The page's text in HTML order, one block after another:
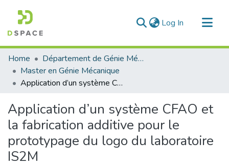
Log In (current)
Communities & Collections
All of DSpace
Statistics
Home
Département de Génie Mécanique
Master en Génie Mécanique
Application d’un système CFAO et la fabrication additive pour le prototypage du logo du laboratoire IS2M
Application d’un système CFAO et
la fabrication additive pour le
prototypage du logo du laboratoire
IS2M